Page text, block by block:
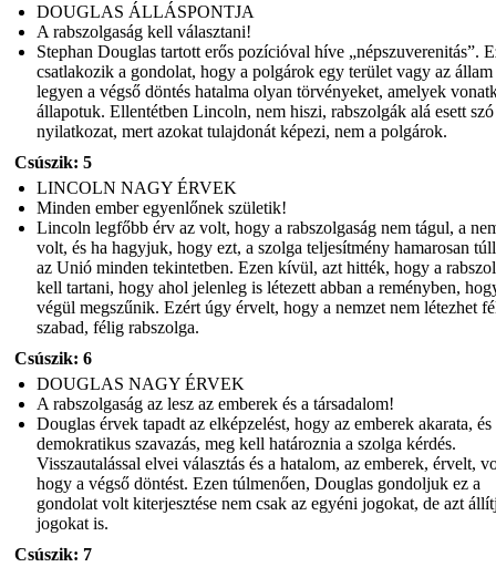
DOUGLAS ÁLLÁSPONTJA
A rabszolgaság kell választani!
Stephan Douglas tartott erős pozícióval híve „népszuverenitás”.
csatlakozik a gondolat, hogy a polgárok egy terület vagy az állam
legyen a végső döntés hatalma olyan törvényeket, amelyek
állapotuk. Ellentétben Lincoln, nem hiszi, rabszolgák alá esett szó
nyilatkozat, mert azokat tulajdonát képezi, nem a polgárok.
Csúszik: 5
LINCOLN NAGY ÉRVEK
Minden ember egyenlőnek születik!
Lincoln legfőbb érv az volt, hogy a rabszolgaság nem tágul, a
volt, és ha hagyjuk, hogy ezt, a szolga teljesítmény hamarosan
az Unió minden tekintetben. Ezen kívül, azt hitték, hogy a
kell tartani, hogy ahol jelenleg is létezett abban a reményben,
végül megszűnik. Ezért úgy érvelt, hogy a nemzet nem létezhet
szabad, félig rabszolga.
Csúszik: 6
DOUGLAS NAGY ÉRVEK
A rabszolgaság az lesz az emberek és a társadalom!
Douglas érvek tapadt az elképzelést, hogy az emberek akarata, és
demokratikus szavazás, meg kell határoznia a szolga kérdés.
Visszautalással elvei választás és a hatalom, az emberek, érvelt,
hogy a végső döntést. Ezen túlmenően, Douglas gondoljuk ez a
gondolat volt kiterjesztése nem csak az egyéni jogokat, de azt
jogokat is.
Csúszik: 7